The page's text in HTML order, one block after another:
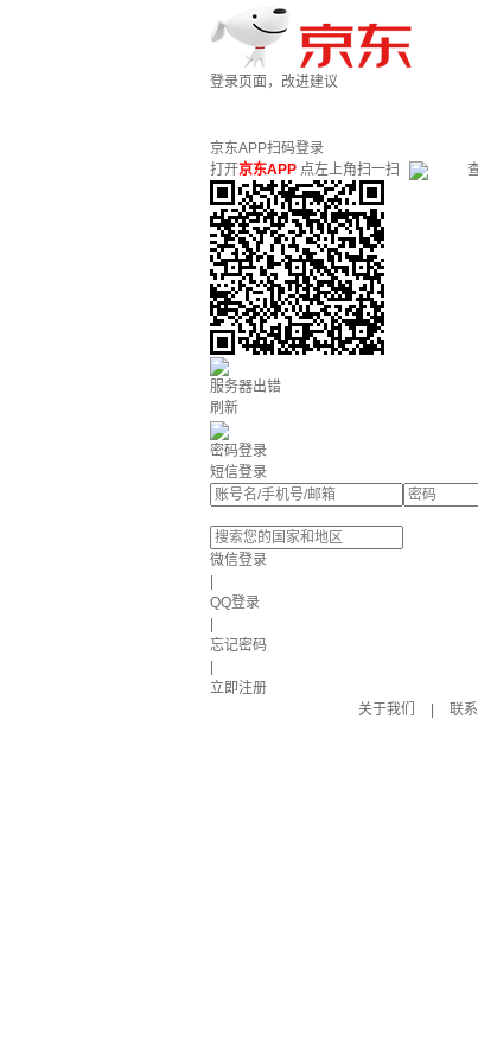
登录页面，改进建议
京东APP扫码登录
打开京东APP 点左上角扫一扫
服务器出错
刷新
密码登录
短信登录
微信登录
QQ登录
忘记密码
立即注册
关于我们
联